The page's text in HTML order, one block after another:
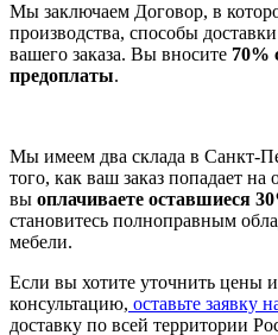
Мы заключаем Договор, в
производства, способы
вашего заказа. Вы вносите 70%
предоплаты.
Мы имеем два склада в Санкт-
того, как ваш заказ попадает на
вы оплачиваете оставшиеся
становитесь полноправным
мебели.
Если вы хотите уточнить цены
консультацию, оставьте заявку
доставку по всей территории